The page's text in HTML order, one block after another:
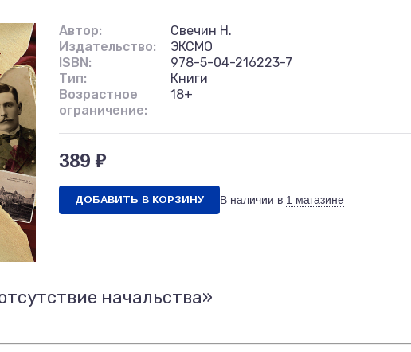
Автор:
Свечин Н.
Издательство:
ЭКСМО
ISBN:
978-5-04-216223-7
Тип:
Книги
Возрастное
ограничение:
18+
389 ₽
ДОБАВИТЬ В КОРЗИНУ В наличии в 1 магазине
начальства»